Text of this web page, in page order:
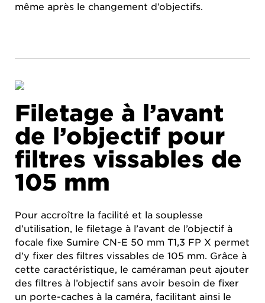
même après le changement d’objectifs.
Filetage à l’avant
de l’objectif pour
filtres vissables de
105 mm
Pour accroître la facilité et la souplesse
d’utilisation, le filetage à l’avant de l’objectif à
focale fixe Sumire CN-E 50 mm T1,3 FP X permet
d’y fixer des filtres vissables de 105 mm. Grâce à
cette caractéristique, le caméraman peut ajouter
des filtres à l’objectif sans avoir besoin de fixer
un porte-caches à la caméra, facilitant ainsi le